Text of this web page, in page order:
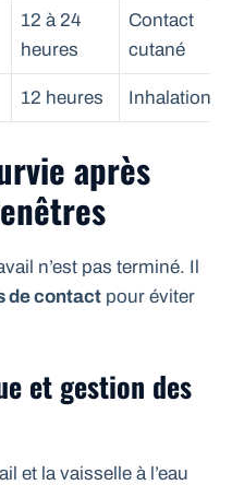
12 à 24
heures
Contact
cutané
12 heures Inhalation
après
n’est pas terminé. Il
de contact pour éviter
et gestion des
et la vaisselle à l’eau